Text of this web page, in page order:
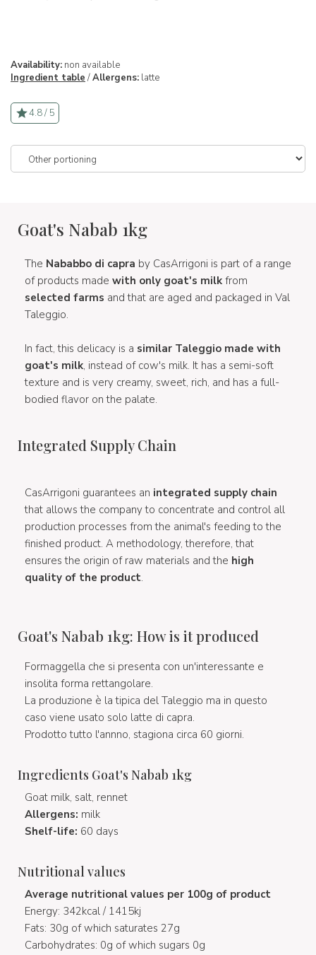
Availability: non available
Ingredient table /Allergens: latte
4.8 / 5
Goat's Nabab 1kg
The Nababbo di capra by CasArrigoni is part of a range
of products made with only goat's milk from
selected farms and that are aged and packaged in Val
Taleggio.
In fact, this delicacy is a similar Taleggio made with
goat's milk, instead of cow's milk. It has a semi-soft
texture and is very creamy, sweet, rich, and has a full-
bodied flavor on the palate.
Integrated Supply Chain
CasArrigoni guarantees an integrated supply chain
that allows the company to concentrate and control all
production processes from the animal's feeding to the
finished product. A methodology, therefore, that
ensures the origin of raw materials and the high
quality of the product.
Goat's Nabab 1kg: How is it produced
Formaggella che si presenta con un'interessante e
insolita forma rettangolare.
La produzione è la tipica del Taleggio ma in questo
caso viene usato solo latte di capra.
Prodotto tutto l'annno, stagiona circa 60 giorni.
Ingredients Goat's Nabab 1kg
Goat milk, salt, rennet
Allergens: milk
Shelf-life: 60 days
Nutritional values
Average nutritional values per 100g of product
Energy: 342kcal / 1415kj
Fats: 30g of which saturates 27g
Carbohydrates: 0g of which sugars 0g